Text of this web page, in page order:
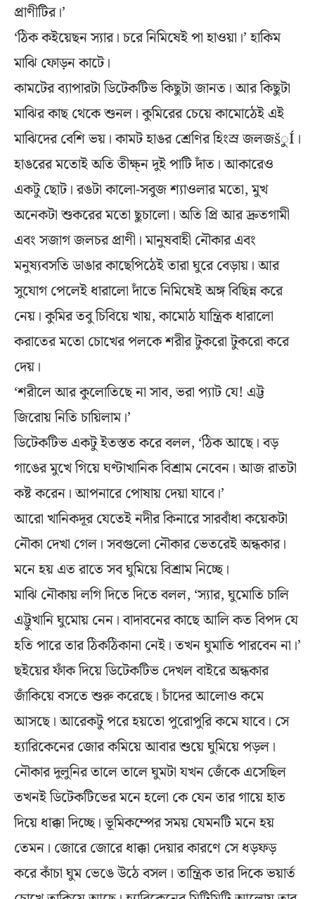
প্রাণীটির।’
‘ঠিক কইয়েছন স্যার। চরে নিমিষেই পা হাওয়া।’ হাকিম
মাঝি ফোড়ন কাটে।
কামটের ব্যাপারটা ডিটেকটিভ কিছুটা জানত। আর কিছুটা
মাঝির কাছ থেকে শুনল। কুমিরের চেয়ে কামোঠেই এই
মাঝিদের বেশি ভয়। কামট হাঙর শ্রেণির হিংস্র জলজšুÍ।
হাঙরের মতোই অতি তীক্ষ্ন দুই পাটি দাঁত। আকারেও
একটু ছোট। রঙটা কালো-সবুজ শ্যাওলার মতো, মুখ
অনেকটা শুকরের মতো ছুচালো। অতি প্রি আর দ্রুতগামী
এবং সজাগ জলচর প্রাণী। মানুষবাহী নৌকার এবং
মনুষ্যবসতি ডাঙার কাছেপিঠেই তারা ঘুরে বেড়ায়। আর
সুযোগ পেলেই ধারালো দাঁতে নিমিষেই অঙ্গ বিছিন্ন করে
নেয়। কুমির তবু চিবিয়ে খায়, কামোঠ যান্ত্রিক ধারালো
করাতের মতো চোখের পলকে শরীর টুকরো টুকরো করে
দেয়।
‘শরীলে আর কুলোতিছে না সাব, ভরা প্যাট যে! এট্ট
জিরোয় নিতি চায়িলাম।’
ডিটেকটিভ একটু ইতস্তত করে বলল, ‘ঠিক আছে। বড়
গাঙের মুখে গিয়ে ঘণ্টাখানিক বিশ্রাম নেবেন। আজ রাতটা
কষ্ট করেন। আপনারে পোষায় দেয়া যাবে।’
আরো খানিকদূর যেতেই নদীর কিনারে সারবাঁধা কয়েকটা
নৌকা দেখা গেল। সবগুলো নৌকার ভেতরেই অন্ধকার।
মনে হয় এত রাতে সব ঘুমিয়ে বিশ্রাম নিচ্ছে।
মাঝি নৌকায় লগি দিতে দিতে বলল, ‘স্যার, ঘুমোতি চালি
এট্টুখানি ঘুমোয় নেন। বাদাবনের কাছে আলি কত বিপদ যে
হতি পারে তার ঠিকঠিকানা নেই। তখন ঘুমাতি পারবেন না।’
ছইয়ের ফাঁক দিয়ে ডিটেকটিভ দেখল বাইরে অন্ধকার
জাঁকিয়ে বসতে শুরু করেছে। চাঁদের আলোও কমে
আসছে। আরেকটু পরে হয়তো পুরোপুরি কমে যাবে। সে
হ্যারিকেনের জোর কমিয়ে আবার শুয়ে ঘুমিয়ে পড়ল।
নৌকার দুলুনির তালে তালে ঘুমটা যখন জেঁকে এসেছিল
তখনই ডিটেকটিভের মনে হলো কে যেন তার গায়ে হাত
দিয়ে ধাক্কা দিচ্ছে। ভূমিকম্পের সময় যেমনটি মনে হয়
তেমন। জোরে জোরে ধাক্কা দেয়ার কারণে সে ধড়ফড়
করে কাঁচা ঘুম ভেঙে উঠে বসল। তান্ত্রিক তার দিকে ভয়ার্ত